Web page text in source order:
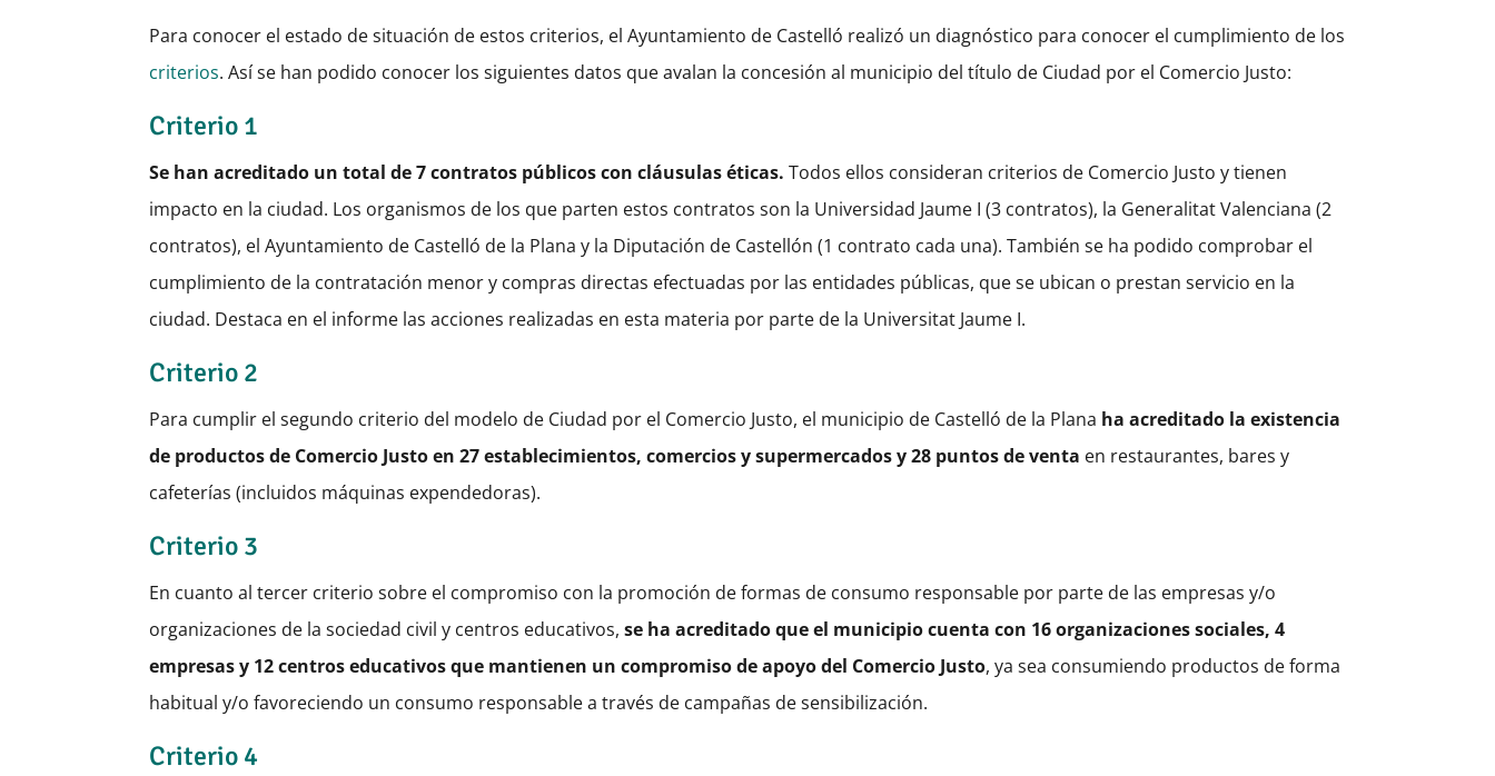
Para conocer el estado de situación de estos criterios, el Ayuntamiento de Castelló realizó un diagnóstico para conocer el cumplimiento de los
criterios. Así se han podido conocer los siguientes datos que avalan la concesión al municipio del título de Ciudad por el Comercio Justo:
Criterio 1
Se han acreditado un total de 7 contratos públicos con cláusulas éticas. Todos ellos consideran criterios de Comercio Justo y tienen
impacto en la ciudad. Los organismos de los que parten estos contratos son la Universidad Jaume I (3 contratos), la Generalitat Valenciana (2
contratos), el Ayuntamiento de Castelló de la Plana y la Diputación de Castellón (1 contrato cada una). También se ha podido comprobar el
cumplimiento de la contratación menor y compras directas efectuadas por las entidades públicas, que se ubican o prestan servicio en la
ciudad. Destaca en el informe las acciones realizadas en esta materia por parte de la Universitat Jaume I.
Criterio 2
Para cumplir el segundo criterio del modelo de Ciudad por el Comercio Justo, el municipio de Castelló de la Plana ha acreditado la existencia
de productos de Comercio Justo en 27 establecimientos, comercios y supermercados y 28 puntos de venta en restaurantes, bares y
cafeterías (incluidos máquinas expendedoras).
Criterio 3
En cuanto al tercer criterio sobre el compromiso con la promoción de formas de consumo responsable por parte de las empresas y/o
organizaciones de la sociedad civil y centros educativos,se ha acreditado que el municipio cuenta con 16 organizaciones sociales, 4
empresas y 12 centros educativos que mantienen un compromiso de apoyo del Comercio Justo, ya sea consumiendo productos de forma
habitual y/o favoreciendo un consumo responsable a través de campañas de sensibilización.
Criterio 4